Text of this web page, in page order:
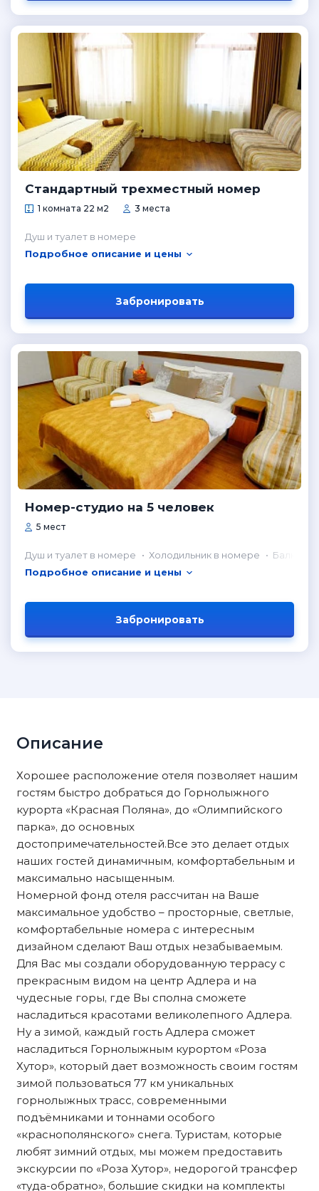
Стандартный трехместный номер
1 комната 22 м2 3 места
Душ и туалет в номере
Подробное описание и цены
Забронировать
Номер-студио на 5 человек
5 мест
Душ и туалет в номере Холодильник в номере
Балкон
Подробное описание и цены
Забронировать
Описание
Хорошее расположение отеля позволяет нашим
гостям быстро добраться до Горнолыжного
курорта «Красная Поляна», до «Олимпийского
парка», до основных
достопримечательностей.Все это делает отдых
наших гостей динамичным, комфортабельным и
максимально насыщенным.
Номерной фонд отеля рассчитан на Ваше
максимальное удобство – просторные, светлые,
комфортабельные номера с интересным
дизайном сделают Ваш отдых незабываемым.
Для Вас мы создали оборудованную террасу с
прекрасным видом на центр Адлера и на
чудесные горы, где Вы сполна сможете
насладиться красотами великолепного Адлера.
Ну а зимой, каждый гость Адлера сможет
насладиться Горнолыжным курортом «Роза
Хутор», который дает возможность своим гостям
зимой пользоваться 77 км уникальных
горнолыжных трасс, современными
подъёмниками и тоннами особого
«краснополянского» снега. Туристам, которые
любят зимний отдых, мы можем предоставить
экскурсии по «Роза Хутор», недорогой трансфер
«туда-обратно», большие скидки на комплекты